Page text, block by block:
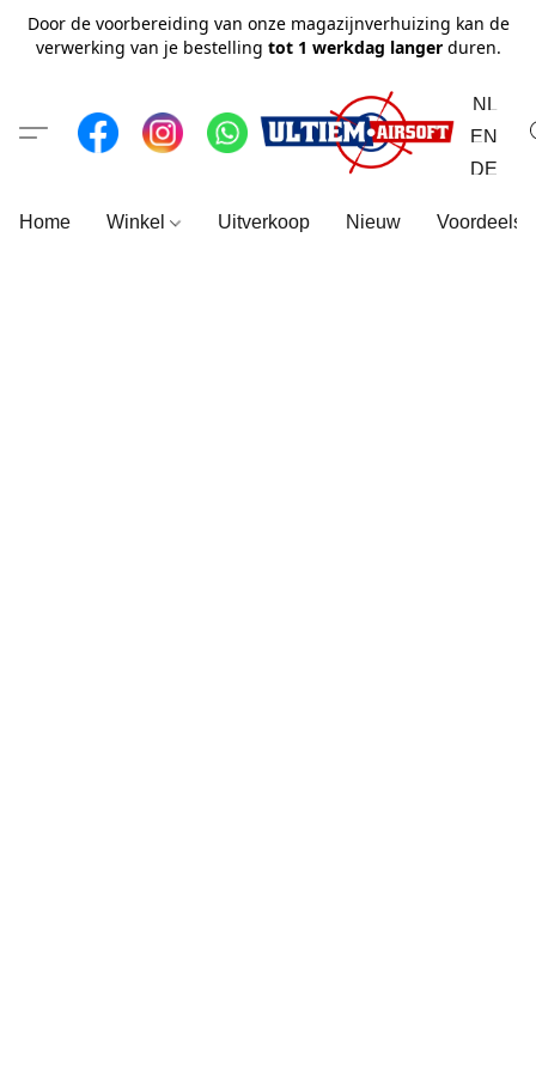
Door de voorbereiding van onze magazijnverhuizing kan de
verwerking van je bestelling tot 1 werkdag langerduren.
NL
EN
DE
Home Winkel Uitverkoop Nieuw